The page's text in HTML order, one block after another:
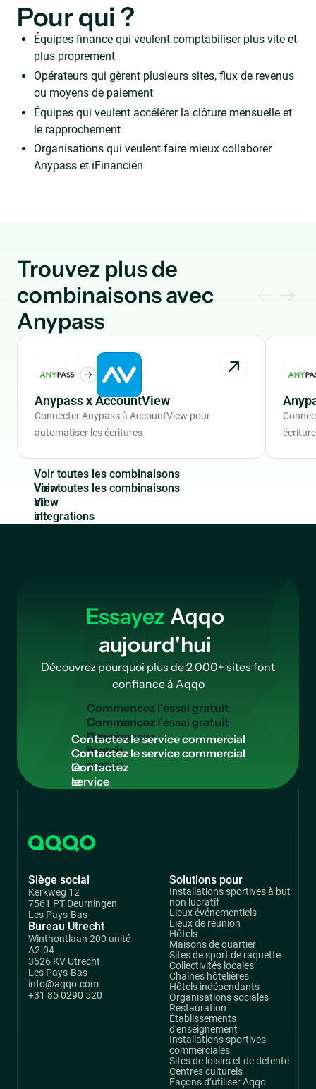
Pour qui ?
Équipes finance qui veulent comptabiliser plus vite et
plus proprement
Opérateurs qui gèrent plusieurs sites, flux de revenus
ou moyens de paiement
Équipes qui veulent accélérer la clôture mensuelle et
le rapprochement
Organisations qui veulent faire mieux collaborer
Anypass et iFinanciën
Trouvez plus de
combinaisons avec
Anypass
Anypass x AccountView
Connecter Anypass à AccountView pour
automatiser les écritures
Voir toutes es combinaisons
View
all
integrations
Essayez Aqqo
aujourd'hui
Découvrez pourquoi plus de 2 000+ sites font
confiance à Aqqo
Commencezl'essaigratuit
Commencez
l'essai
gratuit
Contactezleservicecommercial
Contactez
le
service
Siège social
Kerkweg 12
7561 PT Deurningen
Les Pays-Bas
Bureau Utrecht
Winthontlaan 200 unité
A2.04
3526 KV Utrecht
Les Pays-Bas
info@aqqo.com
+31 85 0290 520
Solutions pour
Installations sportives à but
non lucratif
Lieux événementiels
Lieux de réunion
Hôtels
Maisons de quartier
Sites de sport de raquette
Collectivités locales
Chaînes hôtelières
Hôtels indépendants
Organisations sociales
Restauration
Établissements
d'enseignement
Installations sportives
commerciales
Sites de loisirs et de détente
Centres culturels
Façons d’utiliser Aqqo